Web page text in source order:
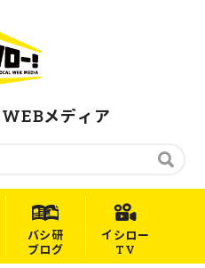
メディア
バシ研
ブログ
イシロー
TV